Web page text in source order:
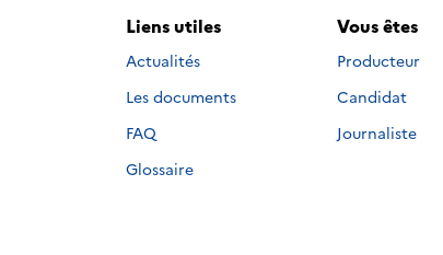
Liens utiles
Actualités
Les documents
FAQ
Glossaire
Vous êtes
Producteur
Candidat
Journaliste